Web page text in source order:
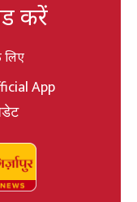
करें
लिए
App